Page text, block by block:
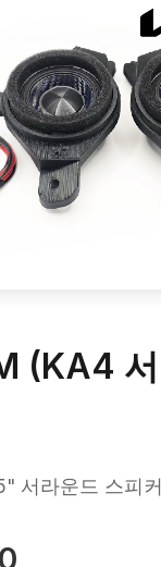
(KA4
서라운드 스피커